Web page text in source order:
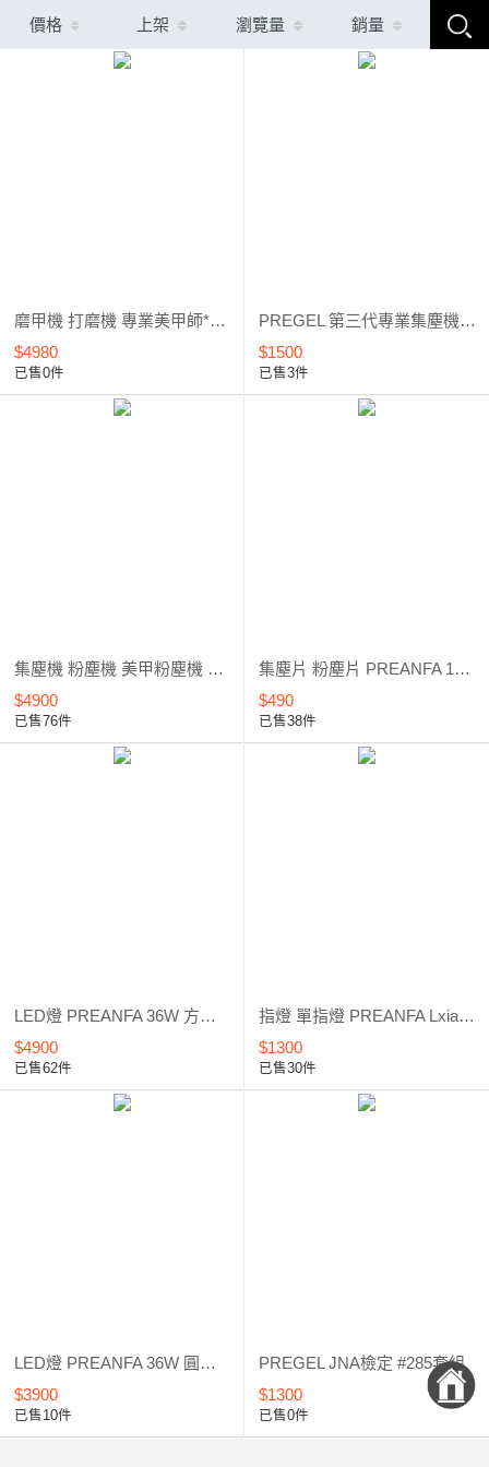
價格 上架 瀏覽量 銷量
磨甲機 打磨機 專業美甲師*台灣製*外銷暢銷款
$4980
已售0件
PREGEL 第三代專業集塵機*18WR***二手維修品*活動價
$1500
已售3件
集塵機 粉塵機 美甲粉塵機 桌上型粉塵機 PREGEL 第三代專業*18WR****活動價
$4900
已售76件
集塵片 粉塵片 PREANFA 18W 集塵機 LXIACYCL-集塵片**
$490
已售38件
LED燈 PREANFA 36W 方形 LED光療燈 LXIAPF*****
$4900
已售62件
指燈 單指燈 PREANFA Lxia HD 6W LED 指燈 凝膠燈*****
$1300
已售30件
LED燈 PREANFA 36W 圓弧形 LED光療燈 LXIAEX*****
$3900
已售10件
PREGEL JNA檢定 #285套組
$1300
已售0件